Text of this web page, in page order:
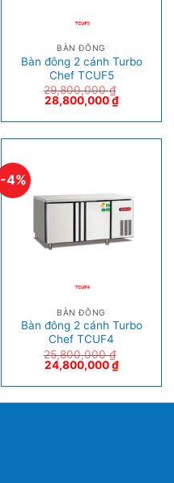
BÀN ĐÔNG
Bàn đông 2 cánh Turbo
Chef TCUF5
29,800,000₫
28,800,000₫
-4%
BÀN ĐÔNG
Bàn đông 2 cánh Turbo
Chef TCUF4
25,800,000₫
24,800,000₫